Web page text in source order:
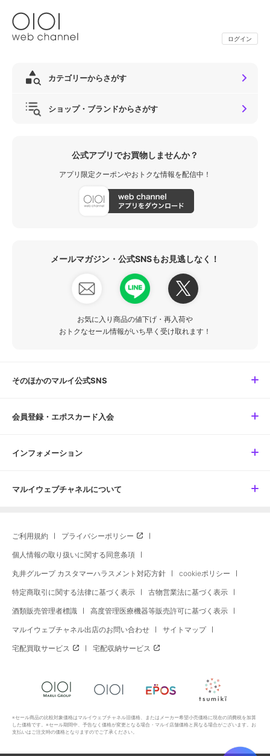
ログイン
カテゴリーからさがす
ショップ・ブランドからさがす
公式アプリでお買物しませんか？
アプリ限定クーポンやおトクな情報を配信中！
メールマガジン・公式SNSもお見逃しなく！
お気に入り商品の値下げ・再入荷や
おトクなセール情報がいち早く受け取れます！
そのほかのマルイ公式SNS
会員登録・エポスカード入会
インフォメーション
マルイウェブチャネルについて
ご利用規約 プライバシーポリシー
個人情報の取り扱いに関する同意条項
丸井グループ カスタマーハラスメント対応方針 cookieポリシー
特定商取引に関する法律に基づく表示 古物営業法に基づく表示
酒類販売管理者標識 高度管理医療機器等販売許可に基づく表示
マルイウェブチャネル出店のお問い合わせ サイトマップ
宅配買取サービス 宅配収納サービス
※セール商品の比較対象価格はマルイウェブチャネル旧価格、またはメーカー希望小売価格に現在の消費税を加算
した価格です。※セール期間中、予告なく価格が変更となる場合・マルイ店舗価格と異なる場合がございます。お
支払いはご注文時の価格となりますのでご了承ください。